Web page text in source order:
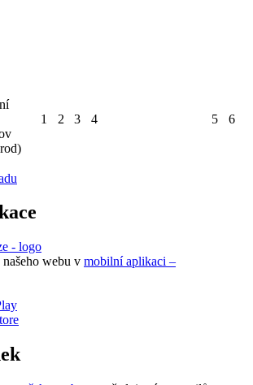
1 2 3 4 5 6
webu v mobilní aplikaci –